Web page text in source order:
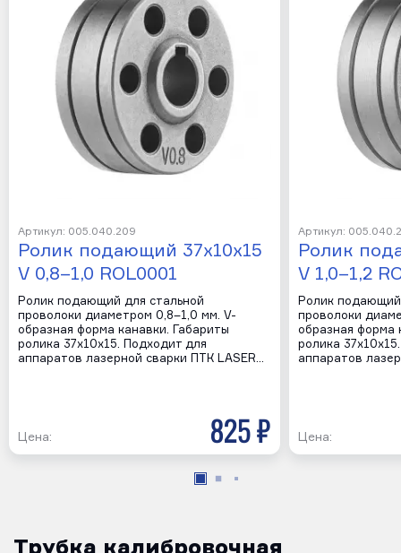
Артикул: 005.040.209
Ролик подающий 37х10х15
V 0,8–1,0 ROL0001
Ролик подающий для стальной
проволоки диаметром 0,8–1,0 мм. V-
образная форма канавки. Габариты
ролика 37х10х15. Подходит для
аппаратов лазерной сварки ПТК LASER…
Цена: 825 р
Артикул:
Ролик
V 1,0–1,2
Ролик подающий
проволоки
образная форма
ролика
аппаратов
Цена:
Трубка калибровочная